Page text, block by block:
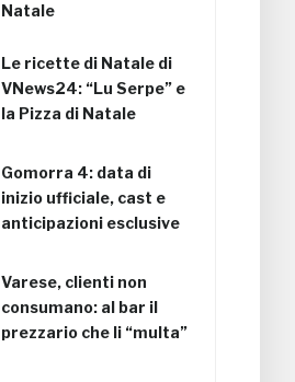
Natale
Le ricette di Natale di
VNews24: “Lu Serpe” e
la Pizza di Natale
Gomorra 4: data di
inizio ufficiale, cast e
anticipazioni esclusive
Varese, clienti non
consumano: al bar il
prezzario che li “multa”